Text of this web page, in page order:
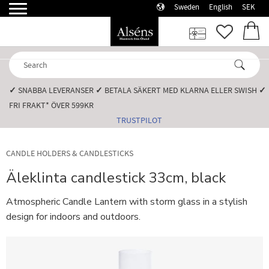
Sweden English SEK
✓ SNABBA LEVERANSER️ ✓ BETALA SÄKERT MED KLARNA ELLER SWISH️ ✓
FRI FRAKT* ÖVER 599KR️
TRUSTPILOT
CANDLE HOLDERS & CANDLESTICKS
Äleklinta candlestick 33cm, black
Atmospheric Candle Lantern with storm glass in a stylish
design for indoors and outdoors.